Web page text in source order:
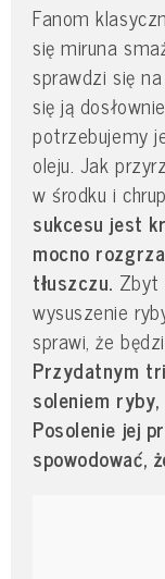
Fanom
się miruna
sprawdzi się
się ją
potrzebujemy
oleju. Jak
w środku i
sukcesu jest
mocno
tłuszczu. Zbyt
wysuszenie
sprawi, że
Przydatnym
soleniem
Posolenie jej
spowodować,